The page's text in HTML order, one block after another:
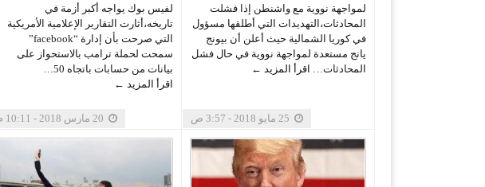
لمواجهة نووية مع واشنطن إذا فشلت
المحادثات،التهديدات التي أطلقها مسؤول
في كوريا الشمالية حيث أعلن أن بيونج
يانج مستعدة لمواجهة نووية في حال فشل
المحادثات…
اقرأ المزيد ←
25 مايو 2018 - 3:57 ص
لفيس بوك يواجه أكبر أزمة في
تاريخه،أثارت التقارير الإعلامية الأمريكية
التي صرحت بأن إدارة “facebook”
سمحت لحملة ترامب بالاستحواز على
بيانات من حسابات باتجاه 50…
اقرأ المزيد ←
20 مارس 2018 - 10:11 م